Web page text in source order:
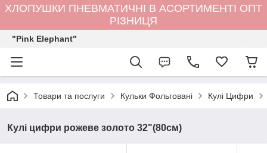
ХЛОПУШКИ ПНЕВМАТИЧНІ В АСОРТИМЕНТІ ОПТ
РІЗНИЦЯ
"Pink Elephant"
Товари та послуги Кульки Фольговані Кулі Цифри
Кулі цифри рожеве золото 32"(80см)